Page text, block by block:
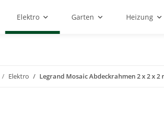
Elektro Garten Heizung
Elektro Legrand Mosaic Abdeckrahmen 2 x 2 x